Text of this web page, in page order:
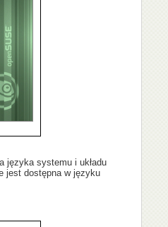
języka systemu i układu
jest dostępna w języku